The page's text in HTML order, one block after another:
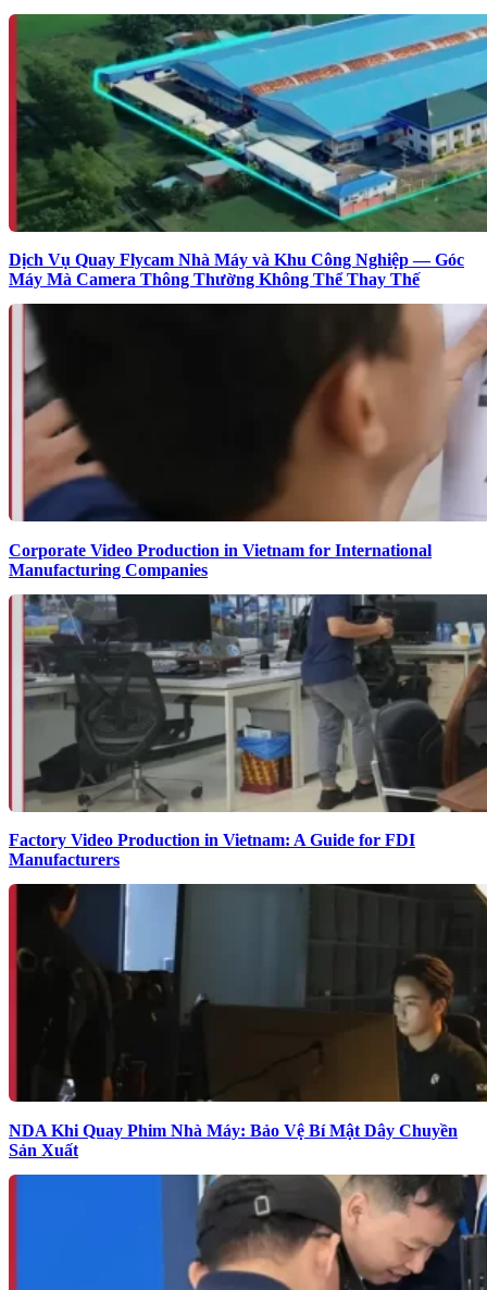
Dịch Vụ Quay Flycam Nhà Máy và Khu Công Nghiệp — Góc
Máy Mà Camera Thông Thường Không Thể Thay Thế
Corporate Video Production in Vietnam for International
Manufacturing Companies
Factory Video Production in Vietnam: A Guide for FDI
Manufacturers
NDA Khi Quay Phim Nhà Máy: Bảo Vệ Bí Mật Dây Chuyền
Sản Xuất